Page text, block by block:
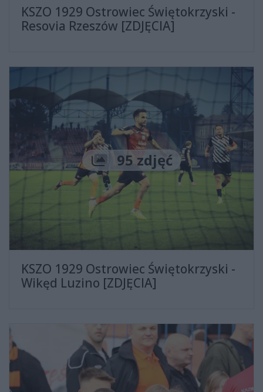
KSZO 1929 Ostrowiec Świętokrzyski -
Resovia Rzeszów [ZDJĘCIA]
Liczba zdjęć
95 zdjęć
KSZO 1929 Ostrowiec Świętokrzyski -
Wikęd Luzino [ZDJĘCIA]